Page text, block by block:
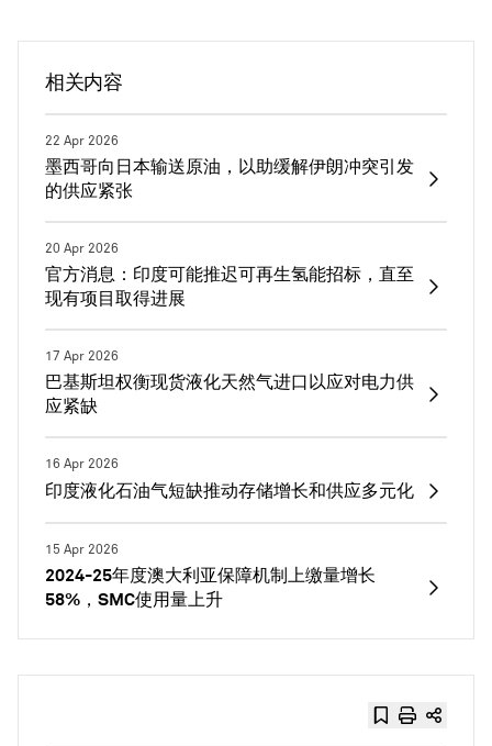
相关内容
22 Apr 2026
墨西哥向日本输送原油，以助缓解伊朗冲突引发
的供应紧张
20 Apr 2026
官方消息：印度可能推迟可再生氢能招标，直至
现有项目取得进展
17 Apr 2026
巴基斯坦权衡现货液化天然气进口以应对电力供
应紧缺
16 Apr 2026
印度液化石油气短缺推动存储增长和供应多元化
15 Apr 2026
2024-25年度澳大利亚保障机制上缴量增长
58%，SMC使用量上升